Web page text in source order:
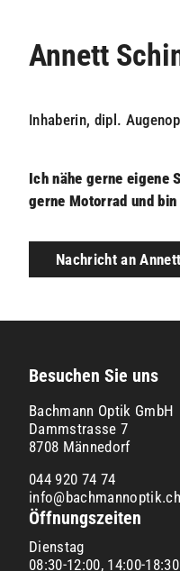
Annett
Inhaberin, dipl.
Ich nähe gerne eigene
gerne Motorrad und
Nachricht an
Besuchen Sie uns
Bachmann Optik GmbH
Dammstrasse 7
8708 Männedorf
044 920 74 74
info@bachmannoptik.ch
Öffnungszeiten
Dienstag
08:30-12:00, 14:00-18:30